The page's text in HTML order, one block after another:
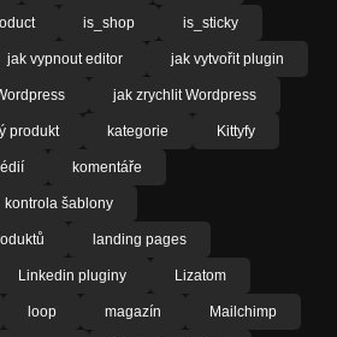
is_shop is_sticky
jak vypnout editor jak vytvořit plugin
jak zrychlit Wordpress
produkt kategorie Kittyfy
komentáře
kontrola šablony
landing pages
Linkedin pluginy Lizatom
loop magazín Mailchimp